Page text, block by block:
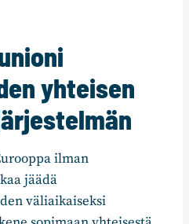
yhteisen
ilman
jäädä
väliaikaiseksi